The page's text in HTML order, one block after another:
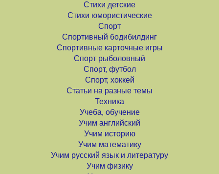
Стихи детские
Стихи юмористические
Спорт
Спортивный бодибилдинг
Спортивные карточные игры
Спорт рыболовный
Спорт, футбол
Спорт, хоккей
Статьи на разные темы
Техника
Учеба, обучение
Учим английский
Учим историю
Учим математику
Учим русский язык и литературу
Учим физику